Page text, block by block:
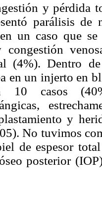
y pérdida
parálisis
un caso que se
(4%). Dentro
en un injerto en
10 casos
y
No tuvimos
de espesor
posterior